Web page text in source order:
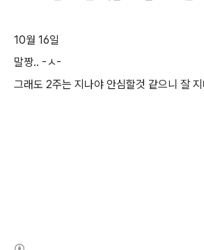
10월 16일
말짱.. -ㅅ-
그래도 2주는 지나야 안심할것 같으니 잘